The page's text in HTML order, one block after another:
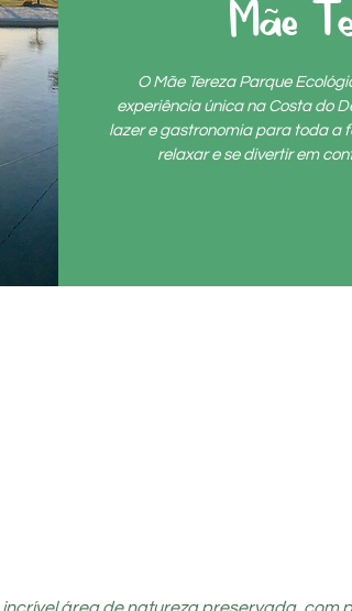
Mãe
O Mãe Tereza Parque
experiência única na Costa do
lazer e gastronomia para toda a
relaxar e se divertir em